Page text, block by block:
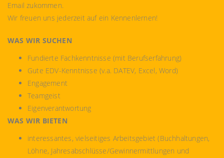
Email zukommen.
Wir freuen uns jederzeit auf ein Kennenlernen!
WAS WIR SUCHEN
Fundierte Fachkenntnisse (mit Berufserfahrung)
Gute EDV-Kenntnisse (v.a. DATEV, Excel, Word)
Engagement
Teamgeist
Eigenverantwortung
WAS WIR BIETEN
interessantes, vielseitiges Arbeitsgebiet (Buchhaltungen,
Löhne, Jahresabschlüsse/Gewinnermittlungen und